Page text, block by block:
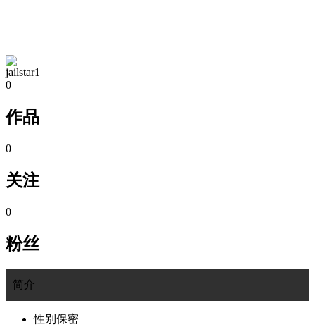
jailstar1
0
作品
0
关注
0
粉丝
简介
性别 保密